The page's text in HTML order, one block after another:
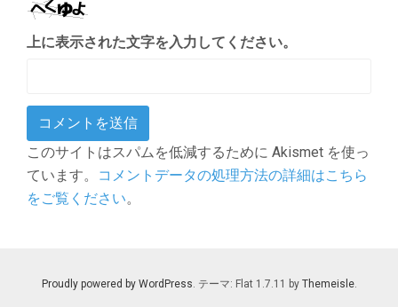
上に表示された文字を入力してください。
このサイトはスパムを低減するために Akismet を使っ
ています。
コメントデータの処理方法の詳細はこちら
をご覧ください。
Proudly powered by WordPress. テーマ: Flat 1.7.11 by Themeisle.